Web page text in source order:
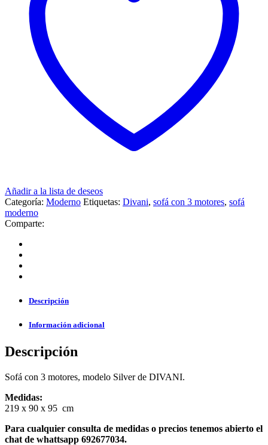
Añadir a la lista de deseos
Categoría: Moderno Etiquetas: Divani, sofá con 3 motores, sofá
moderno
Comparte:
Descripción
Información adicional
Descripción
Sofá con 3 motores, modelo Silver de DIVANI.
Medidas:
219 x 90 x 95 cm
Para cualquier consulta de medidas o precios tenemos abierto el
chat de whattsapp 692677034.